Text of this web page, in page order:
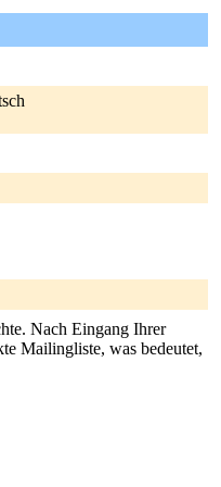
Nach Eingang Ihrer
Mailingliste, was bedeutet,